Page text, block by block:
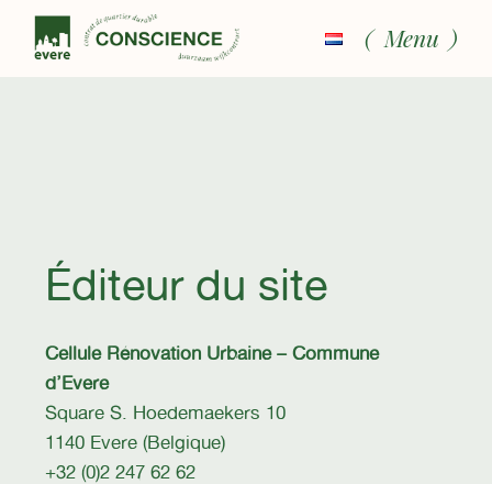
Menu
Éditeur du site
Cellule Rénovation Urbaine – Commune
d’Evere
Square S. Hoedemaekers 10
1140 Evere (Belgique)
+32 (0)2 247 62 62